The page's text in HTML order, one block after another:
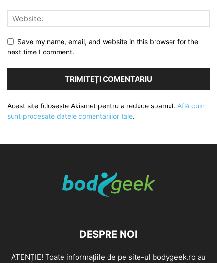
Save my name, email, and website in this browser for the
next time I comment.
Acest site folosește Akismet pentru a reduce spamul. Află cum
sunt procesate datele comentariilor tale.
DESPRE NOI
ATENȚIE! Toate informațiile de pe site-ul bodygeek.ro au